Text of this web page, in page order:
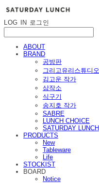
LOG IN 로그인
ABOUT
BRAND
공방판
그리고유리스튜디오
김고운 작가
삼작소
식구기
송지호 작가
SABRE
LUNCH CHOICE
SATURDAY LUNCH
PRODUCTS
New
Tableware
Life
STOCKIST
BOARD
Notice